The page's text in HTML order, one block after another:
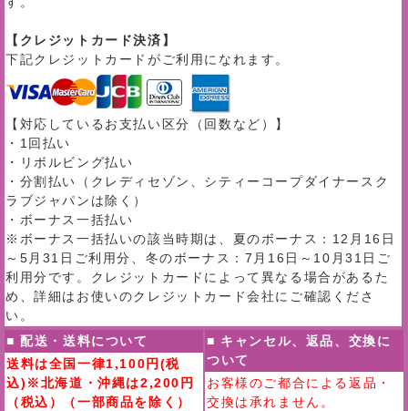
【クレジットカード決済】
下記クレジットカードがご利用になれます。
【対応しているお支払い区分（回数など）】
・1回払い
・リボルビング払い
・分割払い（クレディセゾン、シティーコープダイナースク
ラブジャパンは除く）
・ボーナス一括払い
※ボーナス一括払いの該当時期は、夏のボーナス：12月16日
～5月31日ご利用分、冬のボーナス：7月16日～10月31日ご
利用分です。クレジットカードによって異なる場合があるた
め、詳細はお使いのクレジットカード会社にご確認くださ
い。
■ 配送・送料について
送料は全国一律1,100円(税
込)※北海道・沖縄は2,200円
（税込）（一部商品を除く）
■ キャンセル、返品、交換に
ついて
お客様のご都合による返品・
交換は承れません。